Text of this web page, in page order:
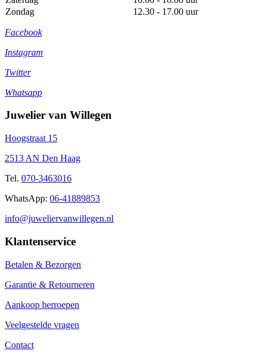
Zondag
12.30 - 17.00 uur
Facebook
Instagram
Twitter
Whatsapp
Juwelier van Willegen
Hoogstraat 15
2513 AN Den Haag
Tel. 070-3463016
WhatsApp: 06-41889853
info@juweliervanwillegen.nl
Klantenservice
Betalen & Bezorgen
Garantie & Retourneren
Aankoop herroepen
Veelgestelde vragen
Contact